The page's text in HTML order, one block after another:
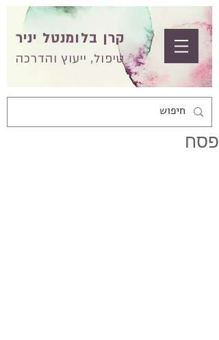
קרן בלומנטל יניר
טיפול, ייעוץ והדרכה
פסח